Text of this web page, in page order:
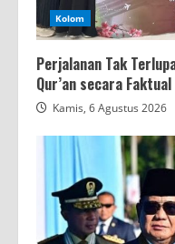
Kolom
Perjalanan Tak
Qur’an secara
Kamis, 6 Agustus 2026